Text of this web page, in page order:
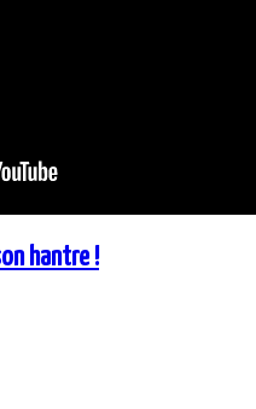
hantre !